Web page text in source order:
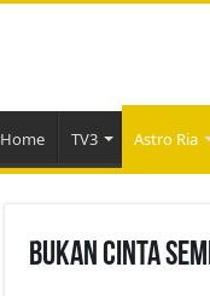
Home TV3 Astro Ria
Bukan Cinta